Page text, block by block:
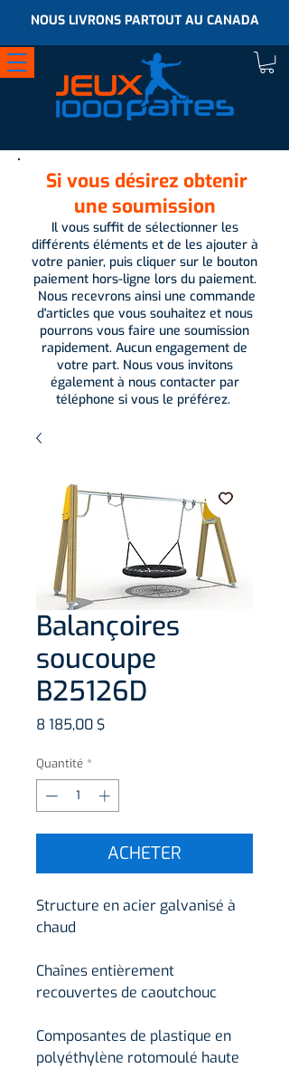
NOUS LIVRONS PARTOUT AU CANADA
Si vous désirez obtenir
une soumission
Il vous suffit de sélectionner les
différents éléments et de les ajouter à
votre panier, puis cliquer sur le bouton
paiement hors-ligne lors du paiement.
Nous recevrons ainsi une commande
d'articles que vous souhaitez et nous
pourrons vous faire une soumission
rapidement. Aucun engagement de
votre part. Nous vous invitons
également à nous contacter par
téléphone si vous le préférez.
Balançoires
soucoupe
B25126D
8 185,00 $
Quantité *
ACHETER
Structure en acier galvanisé à
chaud
Chaînes entièrement
recouvertes de caoutchouc
Composantes de plastique en
polyéthylène rotomoulé haute